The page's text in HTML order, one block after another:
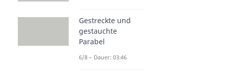
Gestreckte und
gestauchte
Parabel
6/8 – Dauer: 03:46